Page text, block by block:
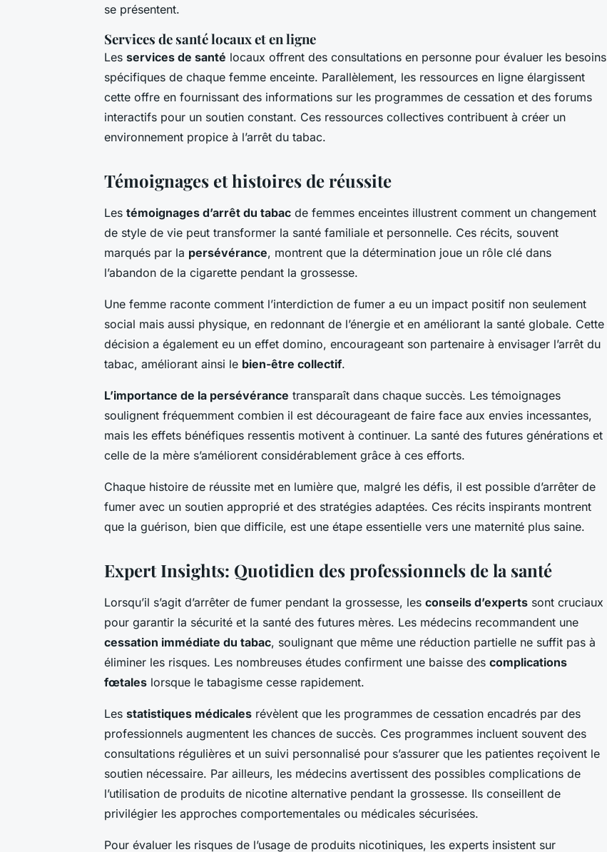
se présentent.
Services de santé locaux et en ligne
Les services de santé locaux offrent des consultations en personne pour évaluer les besoins
spécifiques de chaque femme enceinte. Parallèlement, les ressources en ligne élargissent
cette offre en fournissant des informations sur les programmes de cessation et des forums
interactifs pour un soutien constant. Ces ressources collectives contribuent à créer un
environnement propice à l’arrêt du tabac.
Témoignages et histoires de réussite
Les témoignages d’arrêt du tabac de femmes enceintes illustrent comment un changement
de style de vie peut transformer la santé familiale et personnelle. Ces récits, souvent
marqués par la persévérance, montrent que la détermination joue un rôle clé dans
l’abandon de la cigarette pendant la grossesse.
Une femme raconte comment l’interdiction de fumer a eu un impact positif non seulement
social mais aussi physique, en redonnant de l’énergie et en améliorant la santé globale. Cette
décision a également eu un effet domino, encourageant son partenaire à envisager l’arrêt du
tabac, améliorant ainsi le bien-être collectif.
L’importance de la persévérance transparaît dans chaque succès. Les témoignages
soulignent fréquemment combien il est décourageant de faire face aux envies incessantes,
mais les effets bénéfiques ressentis motivent à continuer. La santé des futures générations et
celle de la mère s’améliorent considérablement grâce à ces efforts.
Chaque histoire de réussite met en lumière que, malgré les défis, il est possible d’arrêter de
fumer avec un soutien approprié et des stratégies adaptées. Ces récits inspirants montrent
que la guérison, bien que difficile, est une étape essentielle vers une maternité plus saine.
Expert Insights: Quotidien des professionnels de la santé
Lorsqu’il s’agit d’arrêter de fumer pendant la grossesse, les conseils d’experts sont cruciaux
pour garantir la sécurité et la santé des futures mères. Les médecins recommandent une
cessation immédiate du tabac, soulignant que même une réduction partielle ne suffit pas à
éliminer les risques. Les nombreuses études confirment une baisse des complications
fœtales lorsque le tabagisme cesse rapidement.
Les statistiques médicales révèlent que les programmes de cessation encadrés par des
professionnels augmentent les chances de succès. Ces programmes incluent souvent des
consultations régulières et un suivi personnalisé pour s’assurer que les patientes reçoivent le
soutien nécessaire. Par ailleurs, les médecins avertissent des possibles complications de
l’utilisation de produits de nicotine alternative pendant la grossesse. Ils conseillent de
privilégier les approches comportementales ou médicales sécurisées.
Pour évaluer les risques de l’usage de produits nicotiniques, les experts insistent sur